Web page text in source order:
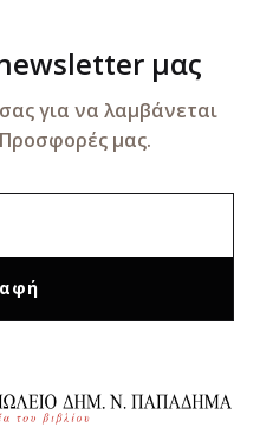
μας
για να λαμβάνεται
μας.